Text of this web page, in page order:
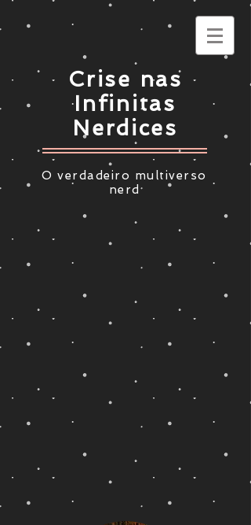
Crise nas
Infinitas
Nerdices
O verdadeiro multiverso
nerd